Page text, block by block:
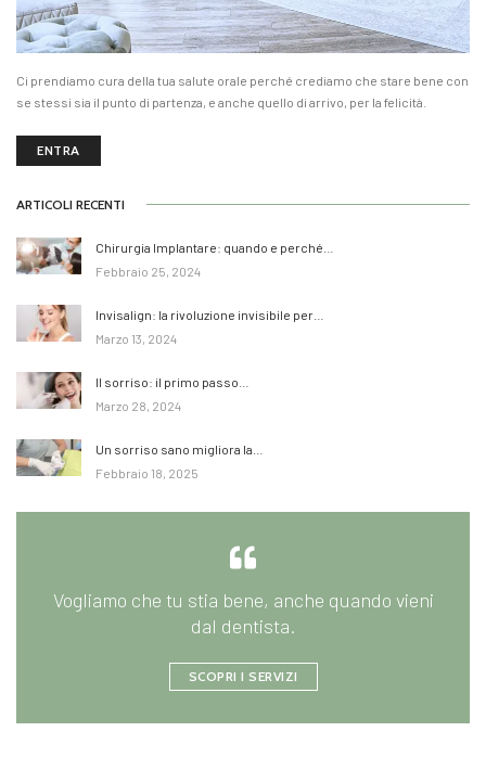
Ci prendiamo cura della tua salute orale perché crediamo che stare bene con
se stessi sia il punto di partenza, e anche quello di arrivo, per la felicità.
ENTRA
ARTICOLI RECENTI
Chirurgia Implantare: quando e perché…
Febbraio 25, 2024
Invisalign: la rivoluzione invisibile per…
Marzo 13, 2024
Il sorriso: il primo passo…
Marzo 28, 2024
Un sorriso sano migliora la…
Febbraio 18, 2025
Vogliamo che tu stia bene, anche quando vieni
dal dentista.
SCOPRI I SERVIZI